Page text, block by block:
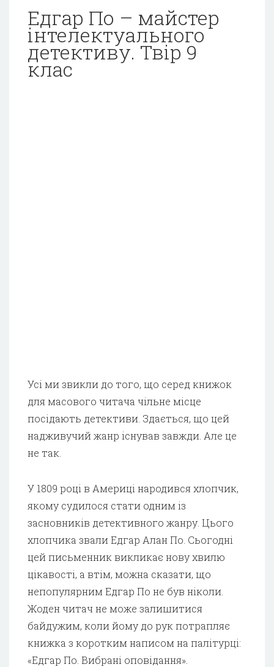
Едгар По – майстер
інтелектуального
детективу. Твір 9
клас
Усі ми звикли до того, що серед книжок
для масового читача чільне місце
посідають детективи. Здається, що цей
надживучий жанр існував завжди. Але це
не так.
У 1809 році в Америці народився хлопчик,
якому судилося стати одним із
засновників детективного жанру. Цього
хлопчика звали Едгар Алан По. Сьогодні
цей письменник викликає нову хвилю
цікавості, а втім, можна сказати, що
непопулярним Едгар По не був ніколи.
Жоден читач не може залишитися
байдужим, коли йому до рук потрапляє
книжка з коротким написом на палітурці:
«Едгар По. Вибрані оповідання».